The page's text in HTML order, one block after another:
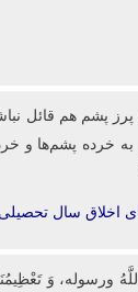
و پرز پشم هم قائل
خرده پشم‌ها و
سال تحصیلی 94-95
ورسوله، وَ